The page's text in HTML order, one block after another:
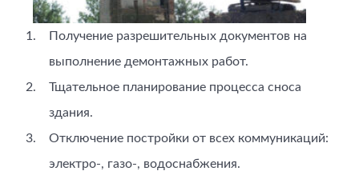
Получение разрешительных документов на
выполнение демонтажных работ.
Тщательное планирование процесса сноса
здания.
Отключение постройки от всех коммуникаций:
электро-, газо-, водоснабжения.